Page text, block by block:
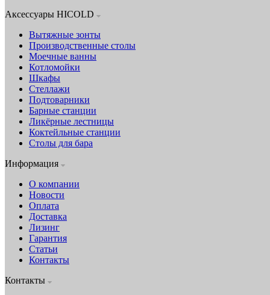
Аксессуары HICOLD
Вытяжные зонты
Производственные столы
Моечные ванны
Котломойки
Шкафы
Стеллажи
Подтоварники
Барные станции
Ликёрные лестницы
Коктейльные станции
Столы для бара
Информация
О компании
Новости
Оплата
Доставка
Лизинг
Гарантия
Статьи
Контакты
Контакты